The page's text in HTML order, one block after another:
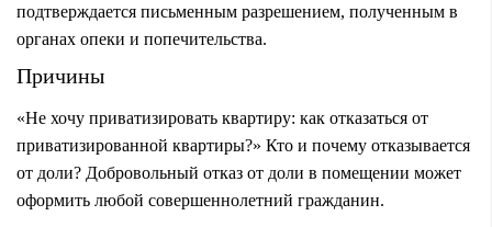
подтверждается письменным разрешением, полученным в
органах опеки и попечительства.
Причины
«Не хочу приватизировать квартиру: как отказаться от
приватизированной квартиры?» Кто и почему отказывается
от доли? Добровольный отказ от доли в помещении может
оформить любой совершеннолетний гражданин.